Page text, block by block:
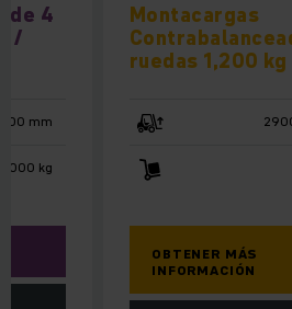
Montacargas
ruedas 1,200 kg
OBTENER MÁS
INFORMACIÓN
de 4
/
mm
kg